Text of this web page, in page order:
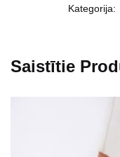
Kategorija:
Saistītie